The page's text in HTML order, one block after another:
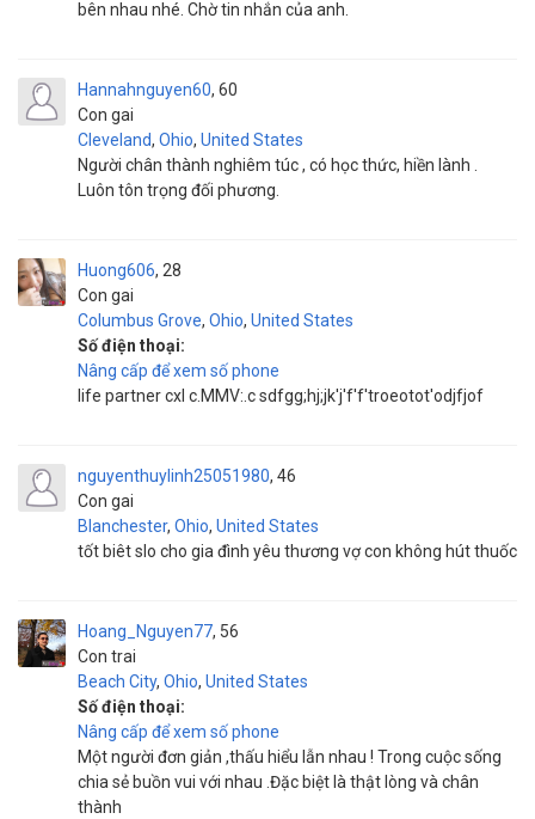
bên nhau nhé. Chờ tin nhắn của anh.
Hannahnguyen60
Con gai
60
Cleveland, Ohio, United States
Người chân thành nghiêm túc , có học thức, hiền lành .
Luôn tôn trọng đối phương.
Huong606
Con gai
28
Columbus Grove, Ohio, United States
Số điện thoại:
Nâng cấp để xem số phone
life partner cxl c.MMV:.c sdfgg;hj;jk'j'f'f'troeotot'odjfjof
nguyenthuylinh25051980
Con gai
46
Blanchester, Ohio, United States
tốt biêt slo cho gia đình yêu thương vợ con không hút thuốc
Hoang_Nguyen77
Con trai
56
Beach City, Ohio, United States
Số điện thoại:
Nâng cấp để xem số phone
Một người đơn giản ,thấu hiểu lẫn nhau ! Trong cuộc sống
chia sẻ buồn vui với nhau .Đặc biệt là thật lòng và chân
thành